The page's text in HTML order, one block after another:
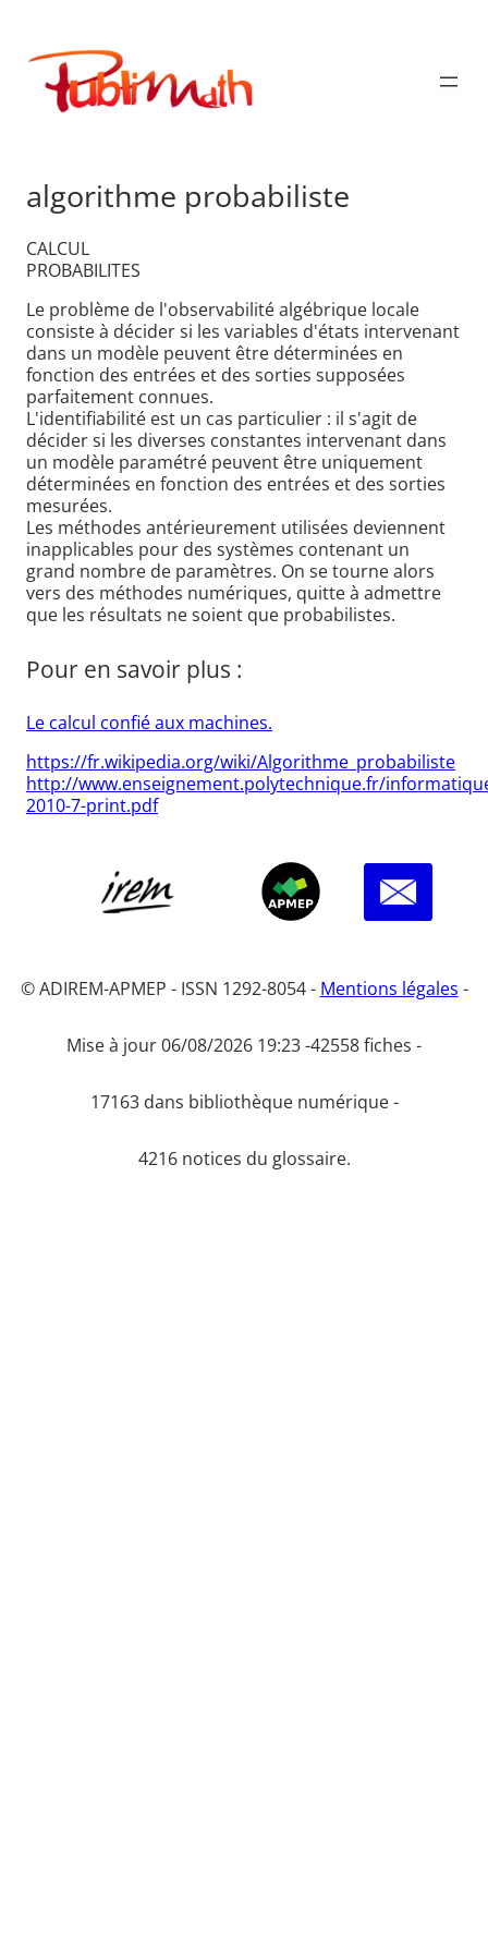
contenu
Publimath
algorithme probabiliste
CALCUL
PROBABILITES
Le problème de l'observabilité algébrique locale
consiste à décider si les variables d'états intervenant
dans un modèle peuvent être déterminées en
fonction des entrées et des sorties supposées
parfaitement connues.
L'identifiabilité est un cas particulier : il s'agit de
décider si les diverses constantes intervenant dans
un modèle paramétré peuvent être uniquement
déterminées en fonction des entrées et des sorties
mesurées.
Les méthodes antérieurement utilisées deviennent
inapplicables pour des systèmes contenant un
grand nombre de paramètres. On se tourne alors
vers des méthodes numériques, quitte à admettre
que les résultats ne soient que probabilistes.
Pour en savoir plus :
Le calcul confié aux machines.
https://fr.wikipedia.org/wiki/Algorithme_probabiliste
http://www.enseignement.polytechnique.fr/
2010-7-print.pdf
© ADIREM-APMEP - ISSN 1292-8054 - Mentions légales -
Mise à jour 06/08/2026 19:23 -42558 fiches -
17163 dans bibliothèque numérique -
4216 notices du glossaire.